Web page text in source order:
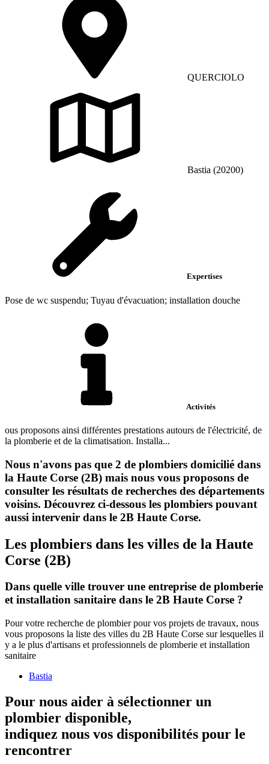
QUERCIOLO
Bastia (20200)
Expertises
Pose de wc suspendu; Tuyau d'évacuation; installation douche
Activités
ous proposons ainsi différentes prestations autours de l'électricité, de
la plomberie et de la climatisation. Installa...
Nous n'avons pas que 2 de plombiers domicilié dans
la Haute Corse (2B) mais nous vous proposons de
consulter les résultats de recherches des départements
voisins. Découvrez ci-dessous les plombiers pouvant
aussi intervenir dans le 2B Haute Corse.
Les plombiers dans les villes de la Haute
Corse (2B)
Dans quelle ville trouver une entreprise de plomberie
et installation sanitaire dans le 2B Haute Corse ?
Pour votre recherche de plombier pour vos projets de travaux, nous
vous proposons la liste des villes du 2B Haute Corse sur lesquelles il
y a le plus d'artisans et professionnels de plomberie et installation
sanitaire
Bastia
Pour nous aider à sélectionner un
plombier disponible,
indiquez nous vos disponibilités pour le
rencontrer